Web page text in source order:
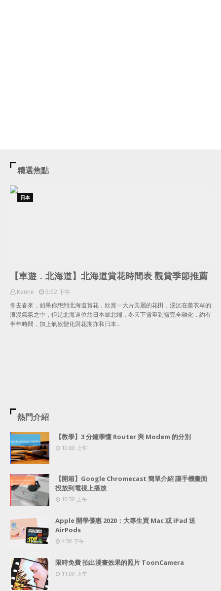
精選焦點
日本
【車遊．北海道】北海道賞花時間表 觀賞季節推薦
Kenne
5:52 下午
冬去春來，如果你想到北海道賞花，欣賞一大片美麗的花田，浸沉在薰衣草的
浪漫氣氛之中，但是北海道位於日本最北端，冬天下雪至到雪完全融化，約有
半年時間，加上氣候變化與花期亦和日本…
熱門介紹
【教學】3 分鐘學懂 Router 與 Modem 的分別
10:00 上午
【開箱】Google Chromecast 簡單介紹 讓手機畫面
投放到電視上播放
10:30 上午
Apple 開學優惠 2020：大專生買 Mac 或 iPad 送
AirPods
4:30 下午
限時免費 拍出漫畫效果的照片 ToonCamera
11:00 上午